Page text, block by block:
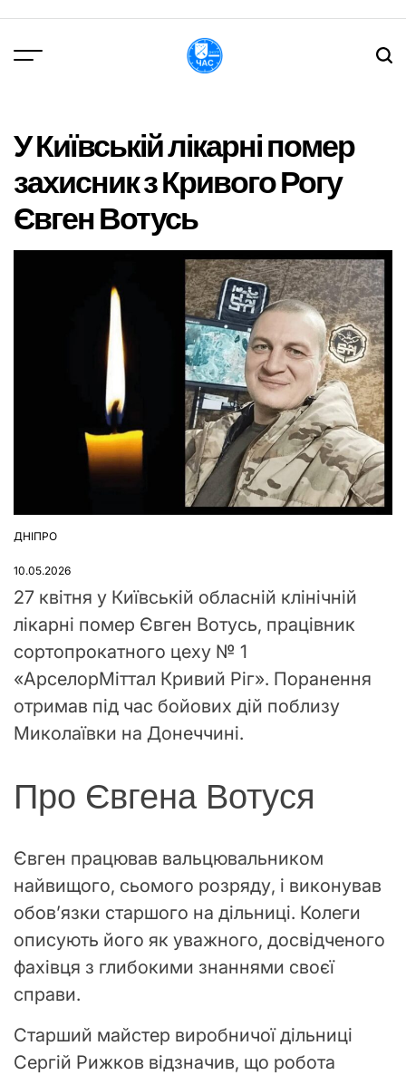
вмісту
У Київській лікарні помер
захисник з Кривого Рогу
Євген Вотусь
ОПУБЛІКУВАТИ
ДНІПРО
10.05.2026
27 квітня у Київській обласній клінічній
лікарні помер Євген Вотусь, працівник
сортопрокатного цеху № 1
«АрселорМіттал Кривий Ріг». Поранення
отримав під час бойових дій поблизу
Миколаївки на Донеччині.
Про Євгена Вотуся
Євген працював вальцювальником
найвищого, сьомого розряду, і виконував
обов’язки старшого на дільниці. Колеги
описують його як уважного, досвідченого
фахівця з глибокими знаннями своєї
справи.
Старший майстер виробничої дільниці
Сергій Рижков відзначив, що робота